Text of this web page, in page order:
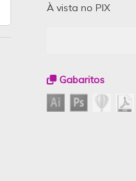
À vista no PIX
Gabaritos